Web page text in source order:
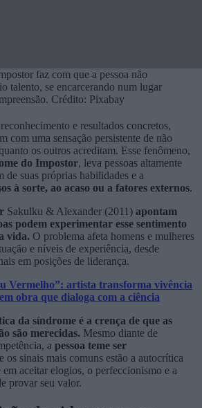
faz com que a pessoa não
talento, se encarcerando num lugar
Crédito: Pixabay
e resultados concretos,
com uma sensação persistente de não
os outros acreditam. Esse fenômeno,
do Impostor, leva pessoas altamente
de suas próprias habilidades e a
à sorte, ao acaso ou a fatores externos.
Sakulku & Alexander (2011) apontam
podem experimentar esse sentimento
vida. O problema afeta homens e mulheres
e níveis de experiência, desde
em posições de liderança.
Vermelho”: artista transforma vivência
obra que dialoga com a ciência
da síndrome é a crença de que as
são merecidas. Mesmo diante de
a pessoa teme ser
os sinais mais comuns estão a autocrítica
aceitar elogios, o perfeccionismo e a
provar seu valor.